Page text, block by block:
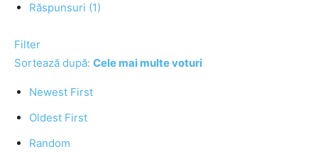
Răspunsuri (1)
Filter
Sortează după: Cele mai multe voturi
Newest First
Oldest First
Random